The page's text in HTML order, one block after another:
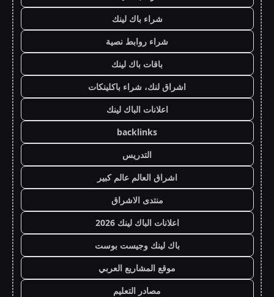
شراء باك لينك
شراء روابط نصية
باقات باك لينك
اشراق لنك، شراء باكلينكات
اعلانات الباك لينك
backlinks
التدريس
اشراق العالم عالم كبير
منتدى الاشراق
اعلانات الباك لينك 2026
باك لينك وجيست بوست
موقع المشاريع العربي
مصادر التعليم